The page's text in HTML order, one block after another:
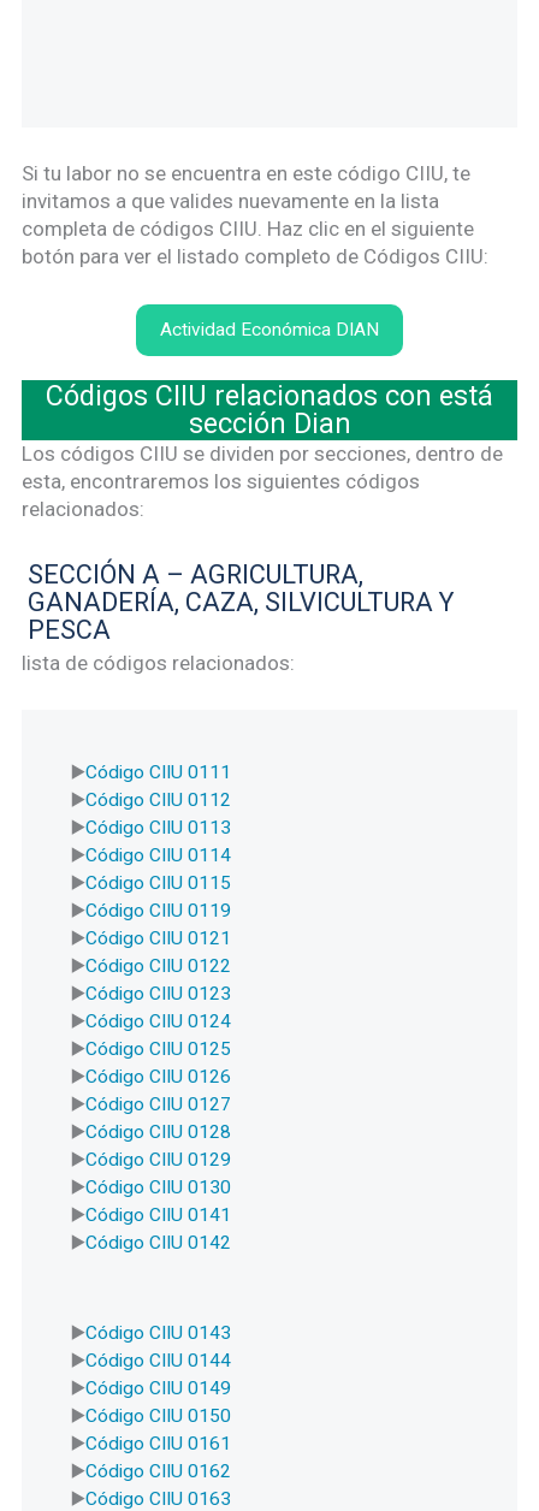
Si tu labor no se encuentra en este código CIIU, te
invitamos a que valides nuevamente en la lista
completa de códigos CIIU. Haz clic en el siguiente
botón para ver el listado completo de Códigos CIIU:
Actividad Económica DIAN
Códigos CIIU relacionados con está
sección Dian
Los códigos CIIU se dividen por secciones, dentro de
esta, encontraremos los siguientes códigos
relacionados:
SECCIÓN A – AGRICULTURA,
GANADERÍA, CAZA, SILVICULTURA Y
PESCA
lista de códigos relacionados:
Código CIIU 0111
Código CIIU 0112
Código CIIU 0113
Código CIIU 0114
Código CIIU 0115
Código CIIU 0119
Código CIIU 0121
Código CIIU 0122
Código CIIU 0123
Código CIIU 0124
Código CIIU 0125
Código CIIU 0126
Código CIIU 0127
Código CIIU 0128
Código CIIU 0129
Código CIIU 0130
Código CIIU 0141
Código CIIU 0142
Código CIIU 0143
Código CIIU 0144
Código CIIU 0149
Código CIIU 0150
Código CIIU 0161
Código CIIU 0162
Código CIIU 0163